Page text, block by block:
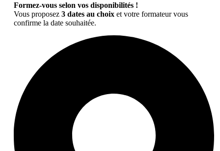
Formez-vous selon vos disponibilités !
Vous proposez 3 dates au choix et votre formateur vous
confirme la date souhaitée.